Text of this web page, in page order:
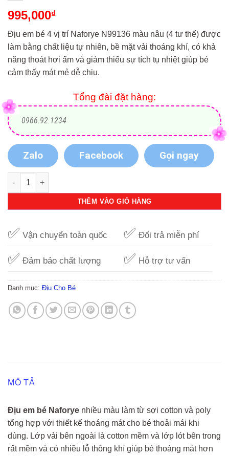
995,000₫
Địu em bé 4 vị trí Naforye N99136 màu nâu (4 tư thế) được
làm bằng chất liệu tự nhiên, bề mặt vải thoáng khí, có khả
năng thoát hơi ẩm và giảm thiểu sự tích tụ nhiệt giúp bé
cảm thấy mát mẻ dễ chịu.
Tổng đài đặt hàng:
0966.92.1234
Zalo Facebook Gọi ngay
Địu em bé Naforye màu nâu (4 tư thế) số lượng
THÊM VÀO GIỎ HÀNG
✅ Vận chuyển toàn quốc ✅ Đổi trả miễn phí
✅ Đảm bảo chất lượng ✅ Hỗ trợ tư vấn
Danh mục: Địu Cho Bé
MÔ TẢ
Địu em bé Naforye nhiều màu làm từ sợi cotton và poly
tổng hợp với thiết kế thoáng mát cho bé thoải mái khi
dùng. Lớp vải bên ngoài là cotton mềm và lớp lót bên trong
rất mềm và có nhiều lỗ thông khí giúp bé thoáng mát hơn